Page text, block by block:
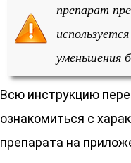
препарат
уменьшения
Всю инструкцию
ознакомиться с
препарата на